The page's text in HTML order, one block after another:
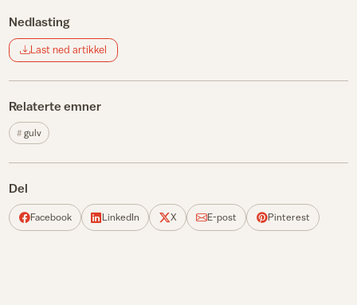
Nedlasting
Last ned artikkel
Relaterte emner
gulv
Del
Facebook LinkedIn X E-post Pinterest